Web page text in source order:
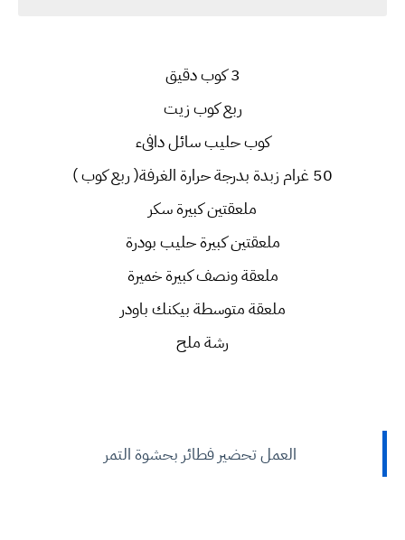
3 كوب دقيق
ربع كوب زيت
كوب حليب سائل دافىء
50 غرام زبدة بدرجة حرارة الغرفة( ربع كوب )
ملعقتين كبيرة سكر
ملعقتين كبيرة حليب بودرة
ملعقة ونصف كبيرة خميرة
ملعقة متوسطة بيكنك باودر
رشة ملح
العمل تحضير فطائر بحشوة التمر